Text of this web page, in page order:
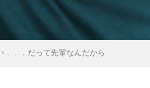
．．だって先輩なんだから